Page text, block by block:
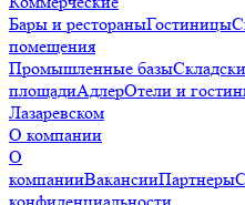
Бары и рестораныГостиницы
помещения
Промышленные базы
площадиАдлерОтели и
Лазаревском
О компании
О
компанииВакансииПартнеры